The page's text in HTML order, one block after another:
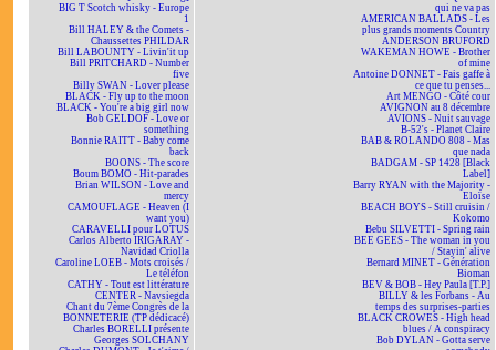
BIG T Scotch whisky - Europe
1
Bill HALEY & the Comets -
Chaussettes PHILDAR
Bill LABOUNTY - Livin'it up
Bill PRITCHARD - Number
five
Billy SWAN - Lover please
BLACK - Fly up to the moon
BLACK - You're a big girl now
Bob GELDOF - Love or
something
Bonnie RAITT - Baby come
back
BOONS - The score
Boum BOMO - Hit-parades
Brian WILSON - Love and
mercy
CAMOUFLAGE - Heaven (I
want you)
CARAVELLI pour LOTUS
Carlos Alberto IRIGARAY -
Navidad Criolla
Caroline LOEB - Mots croisés /
Le téléfon
CATHY - Tout est littérature
CENTER - Navsiegda
Chant du 7ème Congrès de la
BONNETERIE (TP dédicacé)
Charles BORELLI présente
Georges SOLCHANY
qui ne va pas
AMERICAN BALLADS - Les
plus grands moments Country
ANDERSON BRUFORD
WAKEMAN HOWE - Brother
of mine
Antoine DONNET - Fais gaffe à
ce que tu penses...
Art MENGO - Côté cour
AVIGNON au 8 décembre
AVIONS - Nuit sauvage
B-52's - Planet Claire
BAB & ROLANDO 808 - Mas
que nada
BADGAM - SP 1428 [Black
Label]
Barry RYAN with the Majority -
Eloïse
BEACH BOYS - Still cruisin /
Kokomo
Bebu SILVETTI - Spring rain
BEE GEES - The woman in you
/ Stayin' alive
Bernard MINET - Génération
Bioman
BEV & BOB - Hey Paula [T.P.]
BILLY & les Forbans - Au
temps des surprises-parties
BLACK CROWES - High head
blues / A conspiracy
Bob DYLAN - Gotta serve